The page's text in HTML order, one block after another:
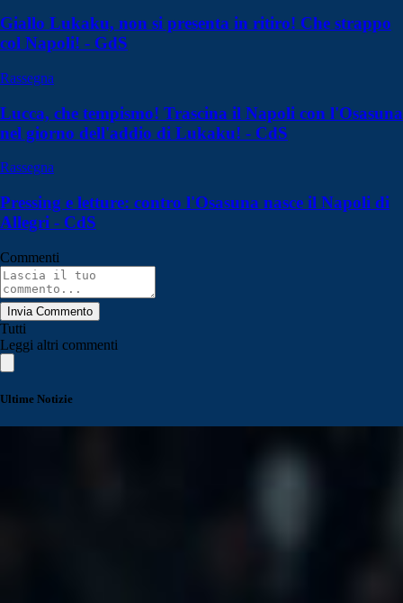
Giallo Lukaku, non si presenta in ritiro! Che strappo
col Napoli! - GdS
Rassegna
Lucca, che tempismo! Trascina il Napoli con l'Osasuna
nel giorno dell'addio di Lukaku! - CdS
Rassegna
Pressing e letture: contro l'Osasuna nasce il Napoli di
Allegri - CdS
Commenti
Invia Commento
Tutti
Leggi altri commenti
Ultime Notizie